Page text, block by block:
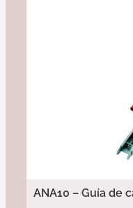
ANA10 – Guía de